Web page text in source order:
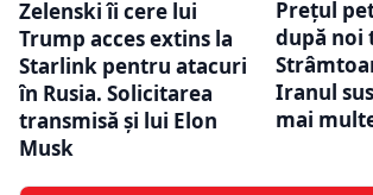
Zelenski îi cere lui
Trump acces extins la
Starlink pentru atacuri
în Rusia. Solicitarea
transmisă și lui Elon
Musk
Prețul
după noi
Iranul
mai